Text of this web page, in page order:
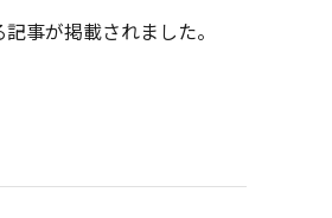
記事が掲載されました。